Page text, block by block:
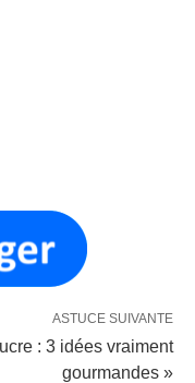
ASTUCE SUIVANTE
: 3 idées vraiment
gourmandes »